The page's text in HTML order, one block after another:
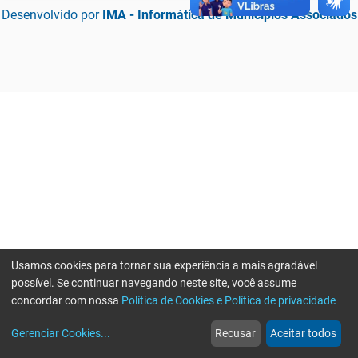
Desenvolvido por IMA - Informática de Municípios Associados
web
Notícias
more_horiz
Mais
Usamos cookies para tornar sua experiência a mais agradável
possível. Se continuar navegando neste site, você assume
concordar com nossa Política de Cookies e Política de privacidade
Gerenciar Cookies... Recusar Aceitar todos
Erro ao enviar informações, por favor tente novamente